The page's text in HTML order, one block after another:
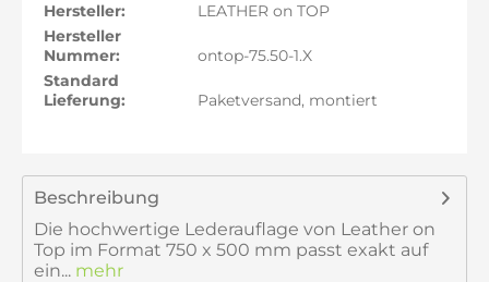
Hersteller:
LEATHER on TOP
Hersteller
Nummer:
ontop-75.50-1.X
Standard
Lieferung:
Paketversand, montiert
Beschreibung
Die hochwertige Lederauflage von Leather on
Top im Format 750 x 500 mm passt exakt auf
ein... mehr